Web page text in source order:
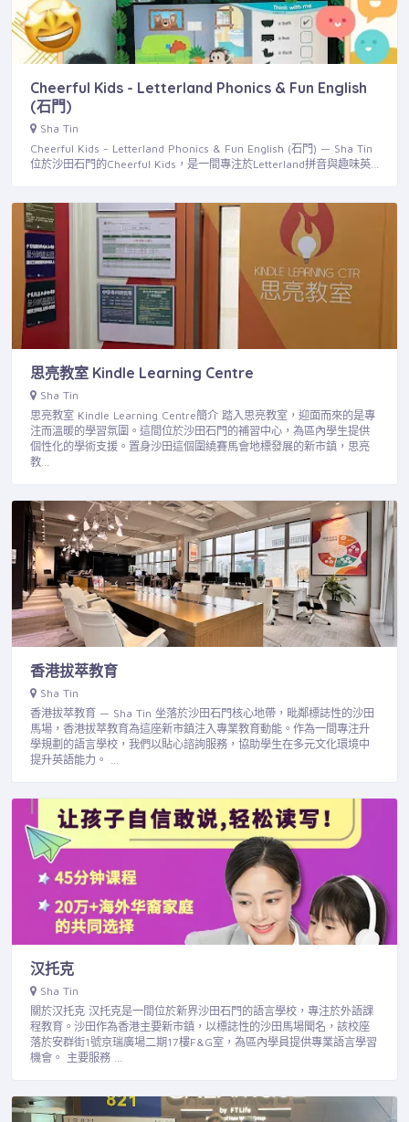
Cheerful Kids - Letterland Phonics & Fun English
(石門)
Sha Tin
Cheerful Kids - Letterland Phonics & Fun English (石門) — Sha Tin
位於沙田石門的Cheerful Kids，是一間專注於Letterland拼音與趣味英…
思亮教室 Kindle Learning Centre
Sha Tin
思亮教室 Kindle Learning Centre簡介 踏入思亮教室，迎面而來的是專
注而溫暖的學習氛圍。這間位於沙田石門的補習中心，為區內學生提供
個性化的學術支援。置身沙田這個圍繞賽馬會地標發展的新市鎮，思亮
教…
香港拔萃教育
Sha Tin
香港拔萃教育 — Sha Tin 坐落於沙田石門核心地帶，毗鄰標誌性的沙田
馬場，香港拔萃教育為這座新市鎮注入專業教育動能。作為一間專注升
學規劃的語言學校，我們以貼心諮詢服務，協助學生在多元文化環境中
提升英語能力。 …
汉托克
Sha Tin
關於汉托克 汉托克是一間位於新界沙田石門的語言學校，專注於外語課
程教育。沙田作為香港主要新市鎮，以標誌性的沙田馬場聞名，該校座
落於安群街1號京瑞廣場二期17樓F&G室，為區內學員提供專業語言學習
機會。 主要服務 …